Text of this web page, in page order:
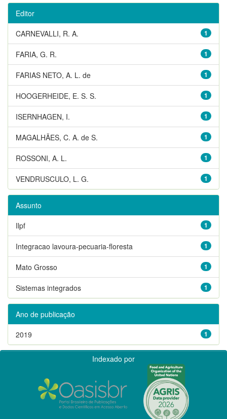
Editor
1
CARNEVALLI, R. A.
1
FARIA, G. R.
1
FARIAS NETO, A. L. de
1
HOOGERHEIDE, E. S. S.
1
ISERNHAGEN, I.
1
MAGALHÃES, C. A. de S.
1
ROSSONI, A. L.
1
VENDRUSCULO, L. G.
Assunto
1
Ilpf
1
Integracao lavoura-pecuaria-floresta
1
Mato Grosso
1
Sistemas integrados
Ano de publicação
1
2019
Indexado por